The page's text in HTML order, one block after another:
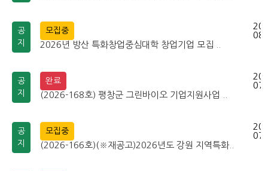
공
지
모집중
2026년 방산 특화창업중심대학 창업기업 모집 ..
공
지
완료
(2026-168호) 평창군 그린바이오 기업지원사업 ..
공
지
모집중
(2026-166호)(※재공고)2026년도 강원 지역특화..